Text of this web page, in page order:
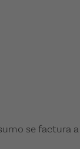
se factura